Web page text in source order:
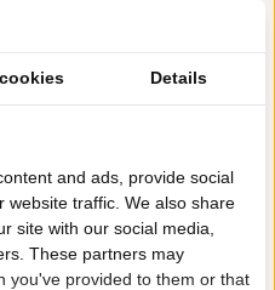
en promoties. We zullen
Details
and ads, provide social
website traffic. We also share
site with our social media,
These partners may
you've provided to them or that